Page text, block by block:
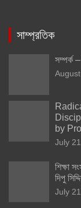
সাম্প্রতিক
সম্পর্ক –
by
July
শিক্ষা
দিপু
July